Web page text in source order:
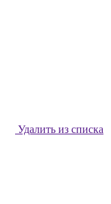
Удалить из списка